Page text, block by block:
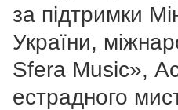
за підтримки
України,
Sfera Music»,
естрадного